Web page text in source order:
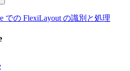
での FlexiLayout の識別と処理